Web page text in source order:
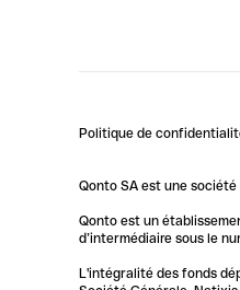
Politique de
Qonto SA est une société
Qonto est un
d’intermédiaire sous le
L'intégralité des fonds